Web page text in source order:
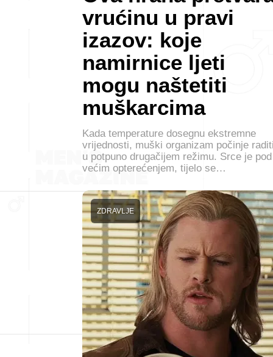
vrućinu u pravi
izazov: koje
namirnice ljeti
mogu naštetiti
muškarcima
Kada temperature dosegnu ekstremne
vrijednosti, muški organizam počinje
u potpuno drugačijem režimu. Srce je pod
većim opterećenjem, tijelo se…
ZDRAVLJE